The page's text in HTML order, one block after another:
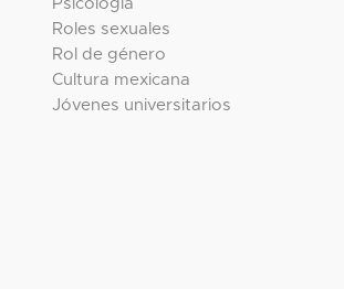
Psicología
Roles sexuales
Rol de género
Cultura mexicana
Jóvenes universitarios